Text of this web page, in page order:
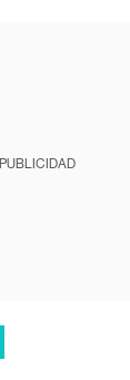
PUBLICIDAD